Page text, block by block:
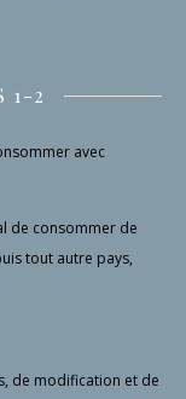
1-2
avec
de consommer de
tout autre pays,
de modification et de